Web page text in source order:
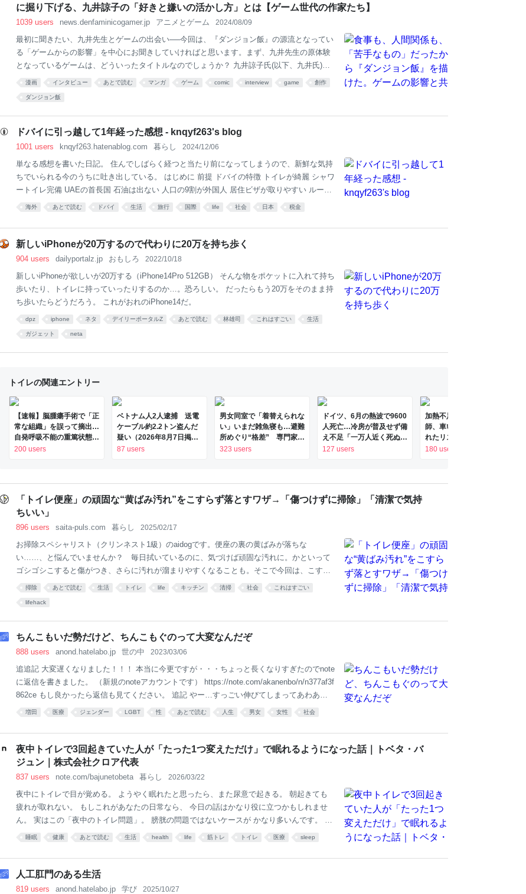
さを知っている母や叔母は強く反対しました。 祖母が海外で体調を崩したりしたら大変、と
いうのが反対の理由でしたが、今思えばむしろ、ひとりで
に掘り下げる、九井諒子の「好きと嫌いの活かし方」とは【ゲーム世代の作家たち】
1039 users news.denfaminicogamer.jp アニメとゲーム 2024/08/09
最初に聞きたい、九井先生とゲームの出会い──今回は、『ダンジョン飯』の源流となってい
る「ゲームからの影響」を中心にお聞きしていければと思います。まず、九井先生の原体験
となっているゲームは、どういったタイトルなのでしょうか？ 九井諒子氏(以下、九井氏)：
オーソドックスに、『ドラクエ』や『FF』といったRPGを遊んでいました。 おそらく初め
1は親に買ってもらったのかな……。 そこからPS2あたりの時期はちょっとゲームから離れ
ていたのですが、PS4くらいの時期になって、ようやく自分の稼いだお金でゲームを買える
ようになりました。 ──PS2あたりの時期は、どうしてゲームから離れられていたのでしょ
漫画 インタビュー あとで読む マンガ ゲーム comic interview game 創作
ダンジョン飯
ドバイに引っ越して1年経った感想 - knqyf263's blog
1001 users knqyf263.hatenablog.com 暮らし 2024/12/06
単なる感想を書いた日記。 住んでしばらく経つと当たり前になってしまうので、新鮮な気持
ちでいられる今のうちに吐き出している。 はじめに 前提 ドバイの特徴 トイレが綺麗 シャワ
ートイレ完備 UAEの首長国 石油は出ない 人口の9割が外国人 居住ビザが取りやすい ルール
が厳しい 治安が良い 税金関連 所得税がない 法人税がない（条件付き） キャピタルゲイン税
無料（かも） 薬が大量に処方される 予約が簡単 オンライン問診が可能 病院の体験が良い 天
候関連 夏は暑い 冬は快適 冬服が不要 雨に弱すぎる 外国人フレンドリー 日本人はそこそこ
多い 宗教色が薄い 英語も公用語（？） 事務作業が雑 立地が良い ハブ空港がある 柔軟な施
海外 あとで読む ドバイ 生活 旅行 国際 life 社会 日本 税金
新しいiPhoneが20万するので代わりに20万を持ち歩く
904 users dailyportalz.jp おもしろ 2022/10/18
新しいiPhoneが欲しいが20万する（iPhone14Pro 512GB） そんな物をポケットに入れて持ち
歩いたり、トイレに持っていったりするのか…。恐ろしい。 だったらもう20万をそのまま持
ち歩いたらどうだろう。 これがおれのiPhone14だ。
dpz iphone ネタ デイリーポータルZ あとで読む 林雄司 これはすごい 生活
ガジェット neta
トイレの関連エントリー
【速報】脳腫瘍手術で「正
常な組織」を誤って摘出…
自発呼吸不能の重篤状態
に 「腫瘍でない」結果出
Yahoo!ニュース
200 users
ベトナム人2人逮捕 送電
ケーブル約2.2トン盗んだ
疑い（2026年8月7日掲
載）｜KNB NEWS NNN
87 users
男女同室で「着替えられな
い」いまだ雑魚寝も…避難
所めぐり“格差” 専門家
「標準化されていない」
323 users
ドイツ、6月の熱波で9600
人死亡…冷房が普及せず備
え不足「一万人近く死ぬと
かもう災害じゃん…」「本
127 users
加熱不足の鶏肉食べた医
師、車いす生活に「避けら
れたリスクだった」：朝日
新聞
180 users
「トイレ便座」の頑固な“黄ばみ汚れ”をこすらず落とすワザ→「傷つけずに掃除」「清潔で気持
ちいい」
896 users saita-puls.com 暮らし 2025/02/17
お掃除スペシャリスト（クリンネスト1級）のaidogです。便座の裏の黄ばみが落ちな
い……、と悩んでいませんか？ 毎日拭いているのに、気づけば頑固な汚れに。かといって
ゴシゴシこすると傷がつき、さらに汚れが溜まりやすくなることも。そこで今回は、こすら
ずにスッキリ落とす方法をご紹介します。手軽にできるので、ぜひ試してみてください。 こ
便座に傷がつき、かえって汚れがつきやすくなることも。そこでおすすめなのが尿汚れを分
解する「クエン酸」を使ったパック掃除。汚れを浮かせてスルッと落とせるので、こすらず
ラクにきれいになりますよ。 クエン酸パック掃除のやり方 お手入れに使うもの クエン酸ス
掃除 あとで読む 生活 トイレ life キッチン 清掃 社会 これはすごい
lifehack
ちんこもいだ勢だけど、ちんこもぐのって大変なんだぞ
888 users anond.hatelabo.jp 世の中 2023/03/06
追追記 大変遅くなりました！！！ 本当に今更ですが・・・ちょっと長くなりすぎたのでnote
に返信を書きました。 （新規のnoteアカウントです） https://note.com/akanenbo/n/n377af3f
862ce もし良かったら返信も見てください。 追記 やー…すっごい伸びてしまってあわあわ
しています 心配や応援してくれた方、本当にありがとうございます あなたがたの様な人が
思います マイノリティの代表者面じゃなくてあくまで想像なのですが！ 本当にありがとう
ございます ちょっと夜に返信と補足書きますね 術中と術後の話も需要ありそうなので記載
します 今回はもぐまでの話だからって事で省いちゃった 疑問点とかあれば出来る限り記載
します あと、トランス女性じゃなくなったみたいな表記で不快感を与えた方、ご
増田 医療 ジェンダー LGBT 性 あとで読む 人生 男女 女性 社会
夜中トイレで3回起きていた人が「たった1つ変えただけ」で眠れるようになった話｜トベタ・バ
ジュン｜株式会社クロア代表
837 users note.com/bajunetobeta 暮らし 2026/03/22
夜中にトイレで目が覚める。 ようやく眠れたと思ったら、また尿意で起きる。 朝起きても
疲れが取れない。 もしこれがあなたの日常なら、 今日の話はかなり役に立つかもしれませ
ん。 実はこの「夜中のトイレ問題」。 膀胱の問題ではないケースが かなり多いんです。 ふ
くらはぎは「第2の膀胱」人の体の約60%は水分です。 日中は重力の影響で 水分がどんどん
がパンパンになります。 問題は 寝た瞬間に起きます。 横になると ふくらはぎに溜まってい
た水分が 一気に血流に戻ります。 すると腎臓がそれを処理して 尿を作る。 だから 夜中2〜
3時間でトイレに行きたくなる。 つまり 夜間頻尿は 「膀胱の問題」 ではなく 日中のむくみ
睡眠 健康 あとで読む 生活 health life 筋トレ トイレ 医療 sleep
人工肛門のある生活
819 users anond.hatelabo.jp 学び 2025/10/27